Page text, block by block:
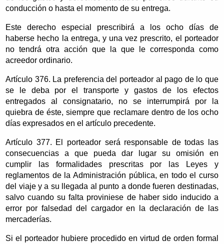
conducción o hasta el momento de su entrega.
Este derecho especial prescribirá a los ocho días de
haberse hecho la entrega, y una vez prescrito, el porteador
no tendrá otra acción que la que le corresponda como
acreedor ordinario.
Artículo 376. La preferencia del porteador al pago de lo que
se le deba por el transporte y gastos de los efectos
entregados al consignatario, no se interrumpirá por la
quiebra de éste, siempre que reclamare dentro de los ocho
días expresados en el artículo precedente.
Artículo 377. El porteador será responsable de todas las
consecuencias a que pueda dar lugar su omisión en
cumplir las formalidades prescritas por las Leyes y
reglamentos de la Administración pública, en todo el curso
del viaje y a su llegada al punto a donde fueren destinadas,
salvo cuando su falta proviniese de haber sido inducido a
error por falsedad del cargador en la declaración de las
mercaderías.
Si el porteador hubiere procedido en virtud de orden formal